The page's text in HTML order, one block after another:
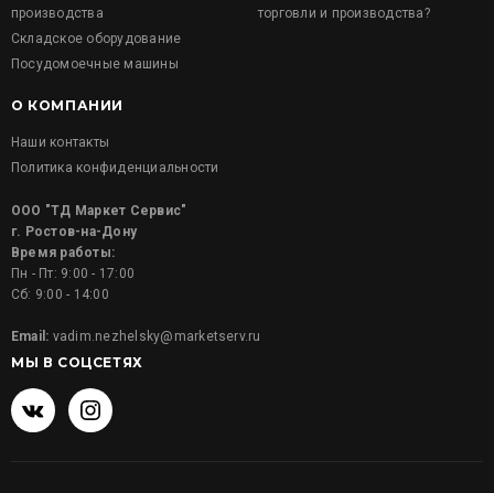
производства
Складское оборудование
Посудомоечные машины
торговли и производства?
О КОМПАНИИ
Наши контакты
Политика конфиденциальности
ООО "ТД Маркет Сервис"
г. Ростов-на-Дону
Время работы:
Пн - Пт: 9:00 - 17:00
Сб: 9:00 - 14:00
Email: vadim.nezhelsky@marketserv.ru
МЫ В СОЦСЕТЯХ